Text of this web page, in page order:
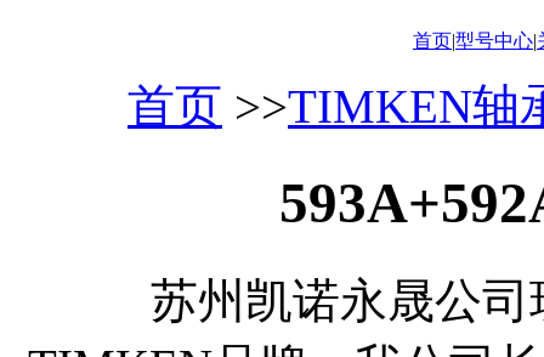
首页|型号中心|
首页 >>TIMKEN轴
苏州凯诺永晟公司